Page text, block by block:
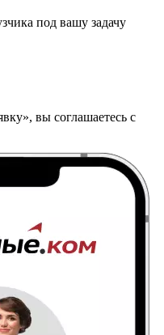
под вашу задачу
вы соглашаетесь с